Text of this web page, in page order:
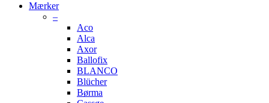
Mærker
–
Aco
Alca
Axor
Ballofix
BLANCO
Blücher
Børma